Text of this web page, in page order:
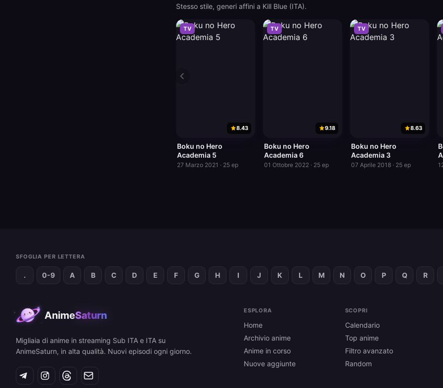
Stesso stile, generi affini a Kill Blue (ITA).
TV
8.43
Boku no Hero
Academia 5
27 Marzo 2021 · 25 ep
TV
9.18
Boku no Hero
Academia 6
01 Ottobre 2022 · 25 ep
TV
8.63
Boku no Hero
Academia 3
07 Aprile 2018 · 25 ep
SFOGLIA PER LETTERA
. 0-9 A B C D E F G H I J K L M N O P Q R
AnimeSaturn
Migliaia di anime in streaming Sub ITA e ITA su
AnimeSaturn, in alta qualità. Nuovi episodi ogni giorno.
ESPLORA
Home
Archivio anime
Anime in corso
Nuove aggiunte
SCOPRI
Calendario
Top anime
Filtro avanzato
Random